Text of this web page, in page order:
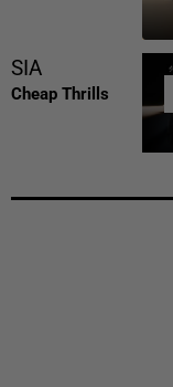
SIA
Cheap Thrills